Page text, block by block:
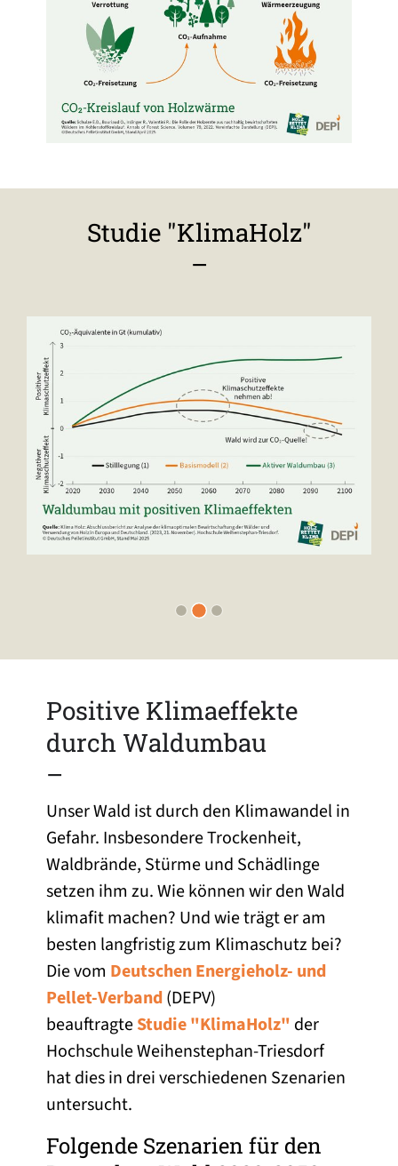
Studie "KlimaHolz"
–
Vorherige
Positive Klimaeffekte
durch Waldumbau
–
Unser Wald ist durch den Klimawandel in
Gefahr. Insbesondere Trockenheit,
Waldbrände, Stürme und Schädlinge
setzen ihm zu. Wie können wir den Wald
klimafit machen? Und wie trägt er am
besten langfristig zum Klimaschutz bei?
Die vom Deutschen Energieholz- und
Pellet-Verband(DEPV)
beauftragteStudie "KlimaHolz" der
Hochschule Weihenstephan-Triesdorf
hat dies in drei verschiedenen Szenarien
untersucht.
Folgende Szenarien für den